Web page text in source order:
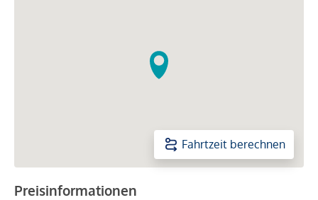
Fahrtzeit berechnen
Preisinformationen